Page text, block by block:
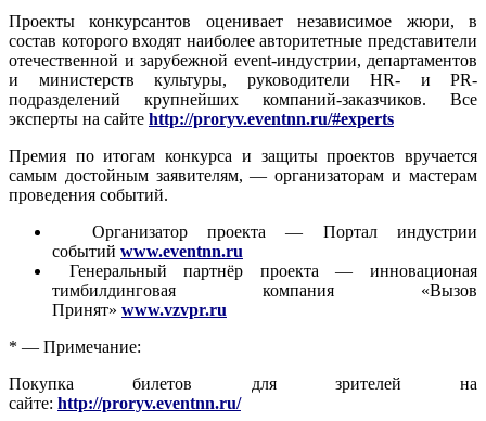
Проекты конкурсантов оценивает независимое жюри, в
состав которого входят наиболее авторитетные представители
отечественной и зарубежной event-индустрии, департаментов
и министерств культуры, руководители HR- и PR-
подразделений крупнейших компаний-заказчиков. Все
эксперты на сайте http://proryv.eventnn.ru/#experts
Премия по итогам конкурса и защиты проектов вручается
самым достойным заявителям, — организаторам и мастерам
проведения событий.
Организатор проекта — Портал индустрии
событий www.eventnn.ru
Генеральный партнёр проекта — инновационая
тимбилдинговая компания «Вызов
Принят» www.vzvpr.ru
* — Примечание:
Покупка билетов для зрителей на
сайте: http://proryv.eventnn.ru/